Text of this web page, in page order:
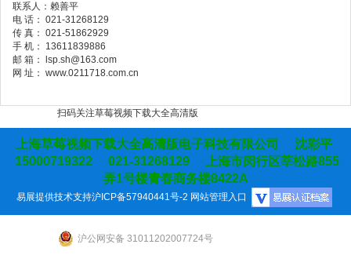
联系人：赖善平
电 话： 021-31268129
传 真： 021-51862929
手 机： 13611839886
邮 箱： lsp.sh@163.com
网 址： www.0211718.com.cn
扫码关注草莓视频下载大全高清版
上海草莓视频下载大全高清版电子科技有限公司 沈彩平
15000719322 021-31268129 上海市闵行区莘松路855
弄1号楼青春商务楼8422A
易展提供技术支持沪ICP备57940441号-2 网站管理入口
沪公网安备 31011202007724号